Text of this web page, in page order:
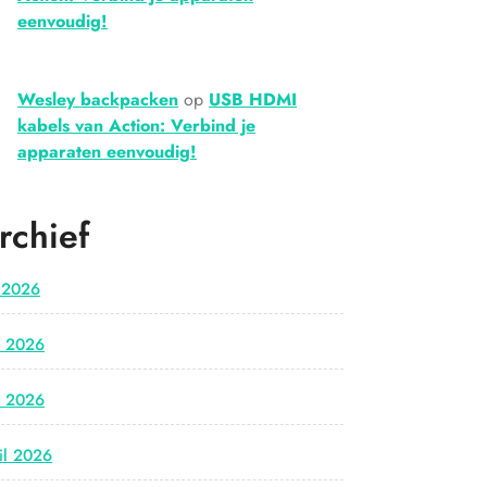
eenvoudig!
Wesley backpacken op USB HDMI
kabels van Action: Verbind je
apparaten eenvoudig!
2026
2026
2026